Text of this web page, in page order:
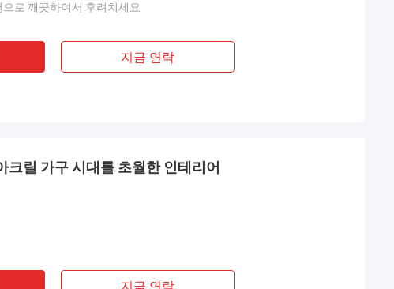
으로 깨끗하여서 후려치세요
지금 연락
크릴 가구 시대를 초월한 인테리어